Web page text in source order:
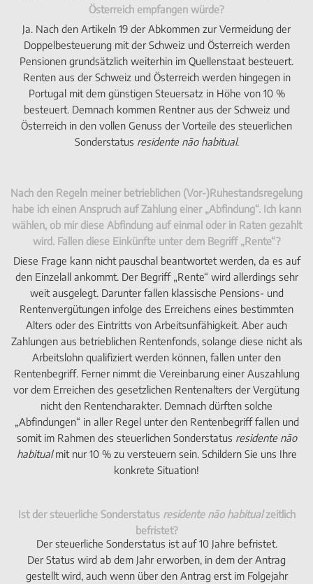
Österreich empfangen würde?
Ja. Nach den Artikeln 19 der Abkommen zur Vermeidung der
Doppelbesteuerung mit der Schweiz und Österreich werden
Pensionen grundsätzlich weiterhin im Quellenstaat besteuert.
Renten aus der Schweiz und Österreich werden hingegen in
Portugal mit dem günstigen Steuersatz in Höhe von 10 %
besteuert. Demnach kommen Rentner aus der Schweiz und
Österreich in den vollen Genuss der Vorteile des steuerlichen
Sonderstatus residente não habitual.
Nach den Regeln meiner betrieblichen (Vor-)Ruhestandsregelung
habe ich einen Anspruch auf Zahlung einer „Abfindung“. Ich kann
wählen, ob mir diese Abfindung auf einmal oder in Raten gezahlt
wird. Fallen diese Einkünfte unter dem Begriff „Rente“?
Diese Frage kann nicht pauschal beantwortet werden, da es auf
den Einzelall ankommt. Der Begriff „Rente“ wird allerdings sehr
weit ausgelegt. Darunter fallen klassische Pensions- und
Rentenvergütungen infolge des Erreichens eines bestimmten
Alters oder des Eintritts von Arbeitsunfähigkeit. Aber auch
Zahlungen aus betrieblichen Rentenfonds, solange diese nicht als
Arbeitslohn qualifiziert werden können, fallen unter den
Rentenbegriff. Ferner nimmt die Vereinbarung einer Auszahlung
vor dem Erreichen des gesetzlichen Rentenalters der Vergütung
nicht den Rentencharakter. Demnach dürften solche
„Abfindungen“ in aller Regel unter den Rentenbegriff fallen und
somit im Rahmen des steuerlichen Sonderstatus residente não
habitualmit nur 10 % zu versteuern sein. Schildern Sie uns Ihre
konkrete Situation!
Ist der steuerliche Sonderstatus residente não habitualzeitlich
befristet?
Der steuerliche Sonderstatus ist auf 10 Jahre befristet.
Der Status wird ab dem Jahr erworben, in dem der Antrag
gestellt wird, auch wenn über den Antrag erst im Folgejahr